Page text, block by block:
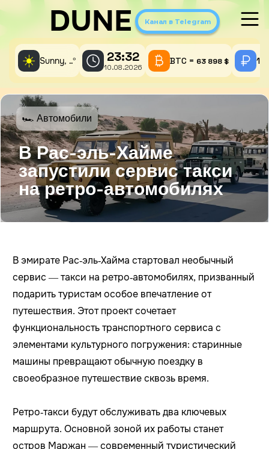
DUNE Канал в Telegram
☀️ Sunny, ..° 23:32
10.08.2026
BTC = 63 898 $ 1
В Рас-эль-Хайме
запустили сервис такси
на ретро-автомобилях
🏎 Автомобили
В эмирате Рас‑эль‑Хайма стартовал необычный
сервис — такси на ретро‑автомобилях, призванный
подарить туристам особое впечатление от
путешествия. Этот проект сочетает
функциональность транспортного сервиса с
элементами культурного погружения: старинные
машины превращают обычную поездку в
своеобразное путешествие сквозь время.
Ретро‑такси будут обслуживать два ключевых
маршрута. Основной зоной их работы станет
остров Маржан — современный туристический